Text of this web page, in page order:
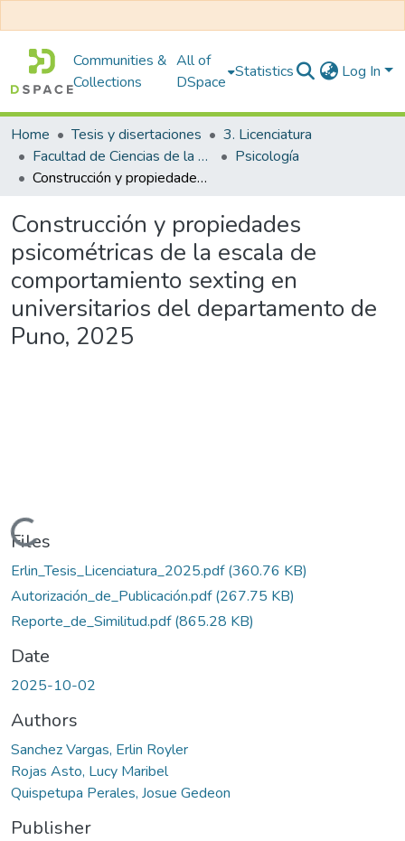
Communities &
Collections
All of
DSpace
Statistics Log In
Home Tesis y disertaciones
3. Licenciatura
Facultad de Ciencias de la Salud
Psicología
Construcción y propiedades psicométricas de la escala de comportamiento sexting en universitarios del departamento de Puno, 2025
Construcción y propiedades
psicométricas de la escala de
comportamiento sexting en
universitarios del departamento de
Puno, 2025
Loading...
Files
Erlin_Tesis_Licenciatura_2025.pdf(360.76 KB)
Autorización_de_Publicación.pdf(267.75 KB)
Reporte_de_Similitud.pdf(865.28 KB)
Date
2025-10-02
Authors
Sanchez Vargas, Erlin Royler
Rojas Asto, Lucy Maribel
Quispetupa Perales, Josue Gedeon
Publisher